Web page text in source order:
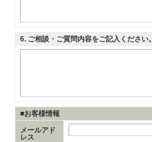
6. ご相談・ご質問内容をご記入ください。
■お客様情報
メールアド
レス